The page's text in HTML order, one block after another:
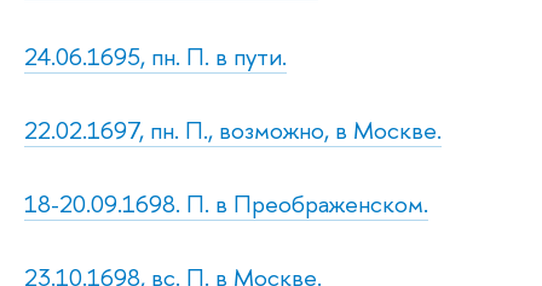
24.06.1695, пн. П. в пути.
22.02.1697, пн. П., возможно, в Москве.
18-20.09.1698. П. в Преображенском.
23.10.1698, вс. П. в Москве.